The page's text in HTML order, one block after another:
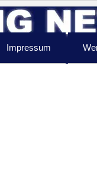
Impressum